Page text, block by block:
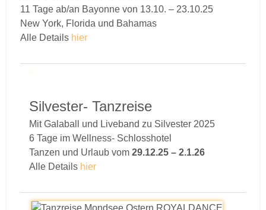
11 Tage ab/an Bayonne von 13.10. – 23.10.25
New York, Florida und Bahamas
Alle Details hier
Silvester- Tanzreise
Mit Galaball und Liveband zu Silvester 2025
6 Tage im Wellness- Schlosshotel
Tanzen und Urlaub vom 29.12.25 – 2.1.26
Alle Details hier